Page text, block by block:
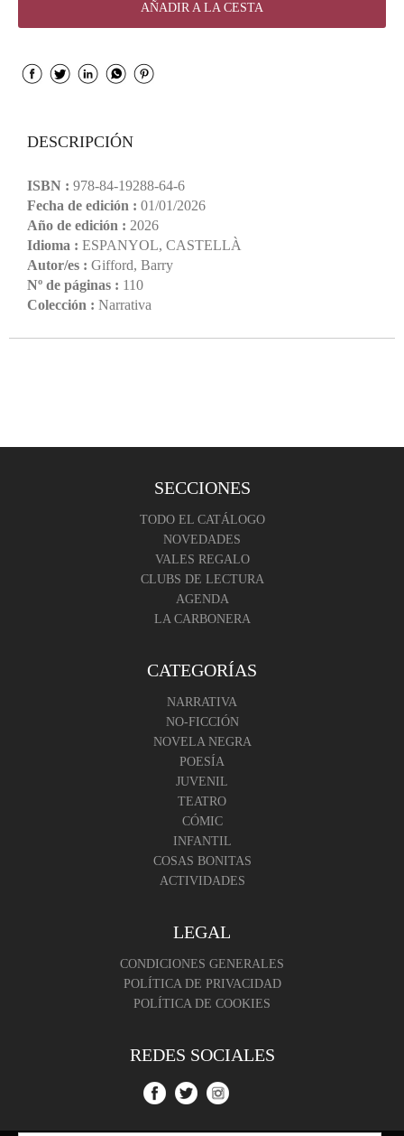
AÑADIR A LA CESTA
DESCRIPCIÓN
ISBN : 978-84-19288-64-6
Fecha de edición : 01/01/2026
Año de edición : 2026
Idioma : ESPANYOL, CASTELLÀ
Autor/es : Gifford, Barry
Nº de páginas : 110
Colección : Narrativa
SECCIONES
TODO EL CATÁLOGO
NOVEDADES
VALES REGALO
CLUBS DE LECTURA
AGENDA
LA CARBONERA
CATEGORÍAS
NARRATIVA
NO-FICCIÓN
NOVELA NEGRA
POESÍA
JUVENIL
TEATRO
CÓMIC
INFANTIL
COSAS BONITAS
ACTIVIDADES
LEGAL
CONDICIONES GENERALES
POLÍTICA DE PRIVACIDAD
POLÍTICA DE COOKIES
REDES SOCIALES